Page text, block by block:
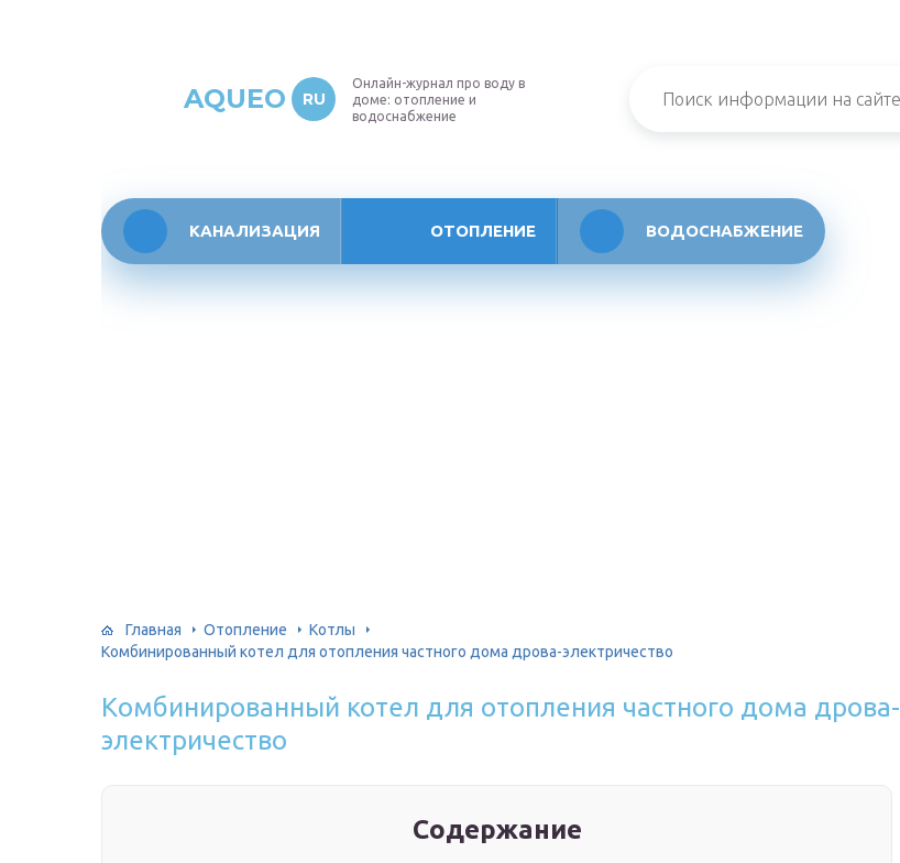
AQUEO RU
Онлайн-журнал про воду в
доме: отопление и
водоснабжение
КАНАЛИЗАЦИЯ ОТОПЛЕНИЕ ВОДОСНАБЖЕНИЕ
Главная Отопление
Котлы
Комбинированный котел для отопления частного дома дрова-электричество
Комбинированный котел для отопления частного дома дрова-
электричество
Содержание